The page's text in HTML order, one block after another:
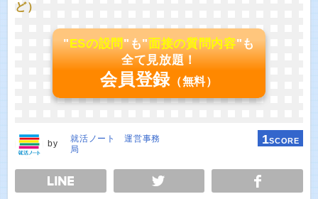
ど）
"ESの設問"も"面接の質問内容"も
全て見放題！
会員登録 （無料）
by
就活ノート 運営事務
局
1SCORE
TWEET